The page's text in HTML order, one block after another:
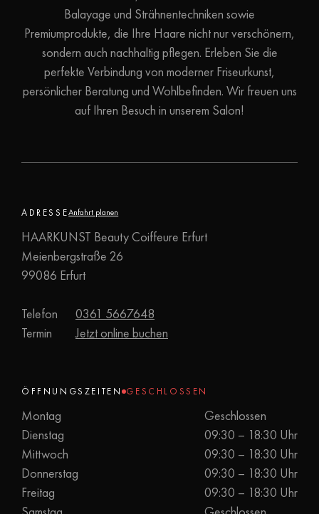
Balayage und Strähnentechniken sowie
Premiumprodukte, die Ihre Haare nicht nur verschönern,
sondern auch nachhaltig pflegen. Erleben Sie die
perfekte Verbindung von moderner Friseurkunst,
persönlicher Beratung und Wohlbefinden. Wir freuen uns
auf Ihren Besuch in unserem Salon!
ADRESSEAnfahrt planen
HAARKUNST Beauty Coiffeure Erfurt
Meienbergstraße 26
99086 Erfurt
Telefon
0361 5667648
Termin
Jetzt online buchen
ÖFFNUNGSZEITEN GESCHLOSSEN
Montag
Geschlossen
Dienstag
09:30 – 18:30 Uhr
Mittwoch
09:30 – 18:30 Uhr
Donnerstag
09:30 – 18:30 Uhr
Freitag
09:30 – 18:30 Uhr